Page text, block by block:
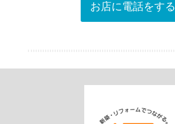
お店に電話をする